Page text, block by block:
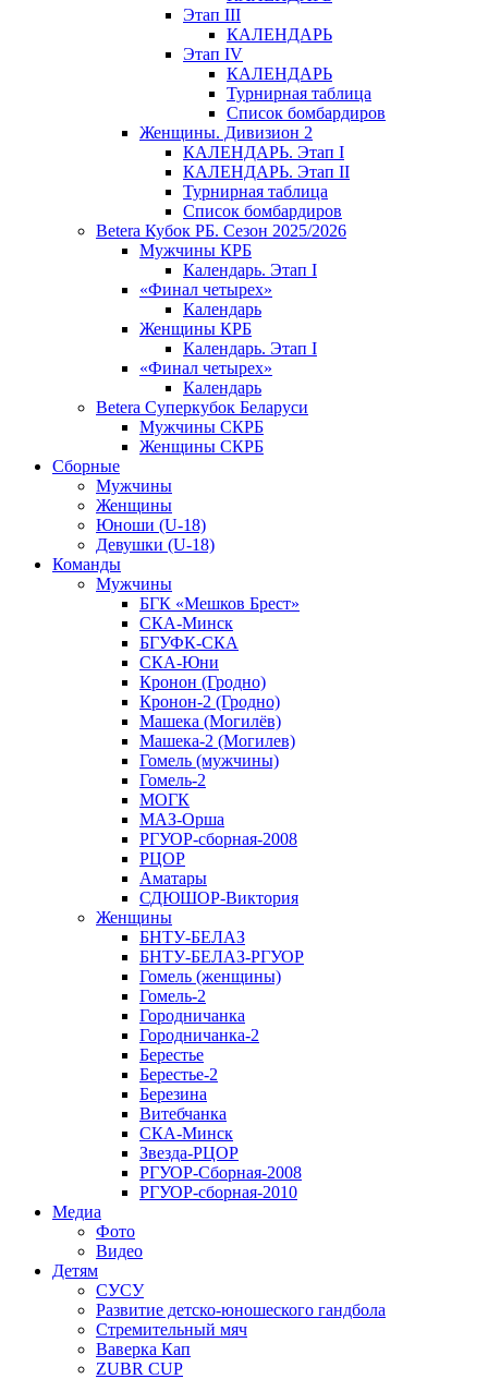
Этап III
КАЛЕНДАРЬ
Этап IV
КАЛЕНДАРЬ
Турнирная таблица
Список бомбардиров
Женщины. Дивизион 2
КАЛЕНДАРЬ. Этап I
КАЛЕНДАРЬ. Этап II
Турнирная таблица
Список бомбардиров
Betera Кубок РБ. Сезон 2025/2026
Мужчины КРБ
Календарь. Этап I
«Финал четырех»
Календарь
Женщины КРБ
Календарь. Этап I
«Финал четырех»
Календарь
Betera Суперкубок Беларуси
Мужчины СКРБ
Женщины СКРБ
Сборные
Мужчины
Женщины
Юноши (U-18)
Девушки (U-18)
Команды
Мужчины
БГК «Мешков Брест»
СКА-Минск
БГУФК-СКА
СКА-Юни
Кронон (Гродно)
Кронон-2 (Гродно)
Машека (Могилёв)
Машека-2 (Могилев)
Гомель (мужчины)
Гомель-2
МОГК
МАЗ-Орша
РГУОР-сборная-2008
РЦОР
Аматары
СДЮШОР-Виктория
Женщины
БНТУ-БЕЛАЗ
БНТУ-БЕЛАЗ-РГУОР
Гомель (женщины)
Гомель-2
Городничанка
Городничанка-2
Берестье
Берестье-2
Березина
Витебчанка
СКА-Минск
Звезда-РЦОР
РГУОР-Сборная-2008
РГУОР-сборная-2010
Медиа
Фото
Видео
Детям
СУСУ
Развитие детско-юношеского гандбола
Стремительный мяч
Ваверка Кап
ZUBR CUP